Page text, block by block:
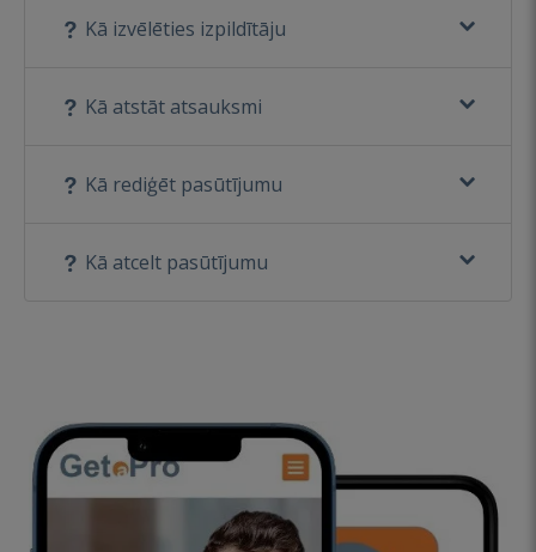
Kā izvēlēties izpildītāju
Kā atstāt atsauksmi
Kā rediģēt pasūtījumu
Kā atcelt pasūtījumu